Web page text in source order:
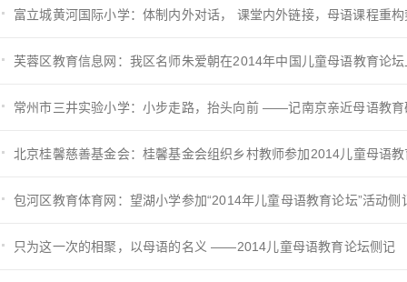
芙蓉区教育信息网：我区名师朱爱朝在2014年中国儿童母语教育论
北京桂馨慈善基金会：桂馨基金会组织乡村教师参加2014儿童母语
包河区教育体育网：望湖小学参加“2014年儿童母语教育论坛”活动侧
只为这一次的相聚，以母语的名义 ——2014儿童母语教育论坛侧记